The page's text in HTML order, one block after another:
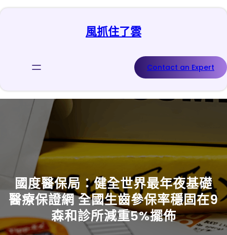
跳
風抓住了雲
Contact an Expert
國度醫保局：健全世界最年夜基礎
醫療保證網 全國生齒參保率穩固在9
森和診所減重5%擺佈